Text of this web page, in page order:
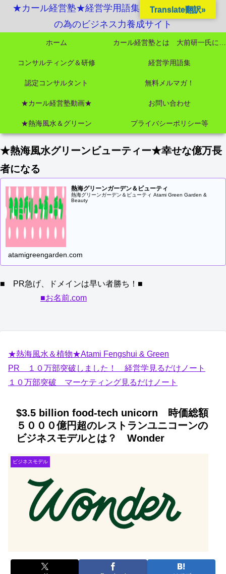
★カール経営塾★経営学用語集起業独立成功MBA
の為のビジネス力養成サイト
ホーム
コンサルティング＆研修 経営学用語集
認定コンサルタント 無料メルマガ！
★カール経営塾動画★ お問い合わせ
★熱海風水＆グリーン プライバシーポリシー等
★熱海風水グリーンビューティー★幸せな億万長
者になる
熱海グリーンガーデン＆ビューティ
熱海グリーンガーデン＆ビューティ Atami Green Garden &
Beauty
atamigreengarden.com
■ PR急げ、ドメインは早い者勝ち！■
■お名前.com
★熱海風水＆植物★Atami Fengshui & Green
PR １０万部突破しました！ 経営学見るだけノート
１０万部突破 マーケティング見るだけノート
$3.5 billion food-tech unicorn 時価総額
５０００億円超のレストランユニコーンの
ビジネスモデルとは？ Wonder
ビジネスモデル
Translate翻訳»